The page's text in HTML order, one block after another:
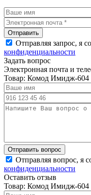
Отправляя запрос, я
конфиденциальности
Задать вопрос
Электронная почта и
Товар: Комод Имидж-604
Отправляя вопрос, я
конфиденциальности
Оставить отзыв
Товар: Комод Имидж-604